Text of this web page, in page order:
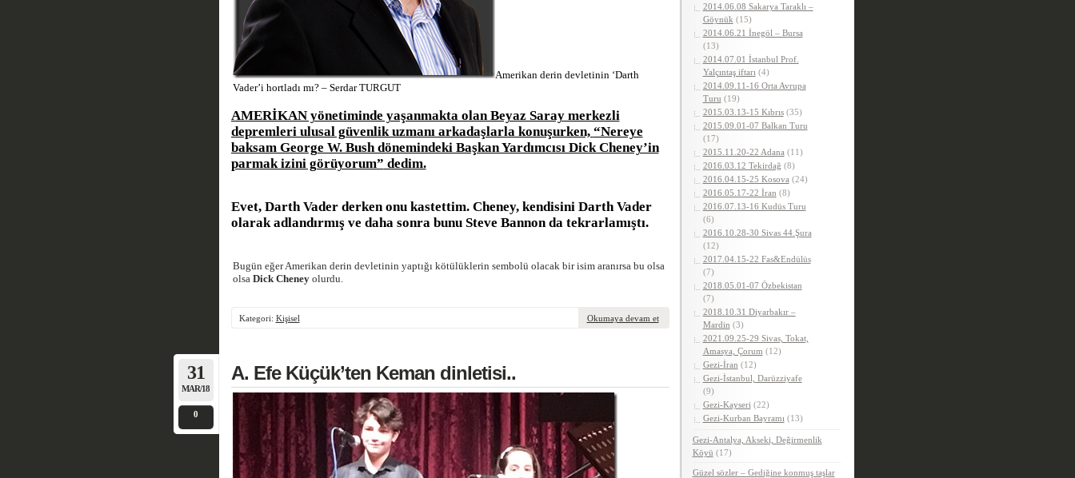
Amerikan derin devletinin ‘Darth
Vader’i hortladı mı? – Serdar TURGUT
AMERİKAN yönetiminde yaşanmakta olan Beyaz Saray merkezli
depremleri ulusal güvenlik uzmanı arkadaşlarla konuşurken, “Nereye
baksam George W. Bush dönemindeki Başkan Yardımcısı Dick Cheney’in
parmak izini görüyorum” dedim.
Evet, Darth Vaderderken onu kastettim. Cheney, kendisini Darth Vader
olarak adlandırmış ve daha sonra bunu Steve Bannonda tekrarlamıştı.
Bugün eğer Amerikan derin devletinin yaptığı kötülüklerin sembolü olacak bir isim aranırsa bu olsa
olsa Dick Cheneyolurdu.
Kategori: Kişisel Okumaya devam et
31
MAR/18
0
A. Efe Küçük’ten Keman dinletisi..
2014.06.08 Sakarya Taraklı –
Göynük (15)
2014.06.21 İnegöl – Bursa
(13)
2014.07.01 İstanbul Prof.
Yalçıntaş iftarı (4)
2014.09.11-16 Orta Avrupa
Turu (19)
2015.03.13-15 Kıbrıs(35)
2015.09.01-07 Balkan Turu
(17)
2015.11.20-22 Adana (11)
2016.03.12 Tekirdağ (8)
2016.04.15-25 Kosova (24)
2016.05.17-22 İran (8)
2016.07.13-16 Kudüs Turu
(6)
2016.10.28-30 Sivas 44.Şura
(12)
2017.04.15-22 Fas&Endülüs
(7)
2018.05.01-07 Özbekistan
(7)
2018.10.31 Diyarbakır –
Mardin (3)
2021.09.25-29 Sivas, Tokat,
Amasya, Çorum (12)
Gezi-İran (12)
Gezi-İstanbul, Darüzziyafe
(9)
Gezi-Kayseri (22)
Gezi-Kurban Bayramı (13)
Gezi-Antalya, Akseki, Değirmenlik
Köyü (17)
Güzel sözler – Gediğine konmuş taşlar